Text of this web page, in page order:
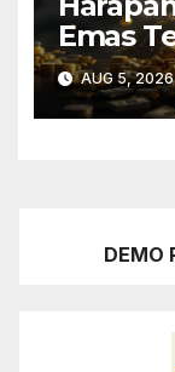
Emas
AUG 5,
DEMO